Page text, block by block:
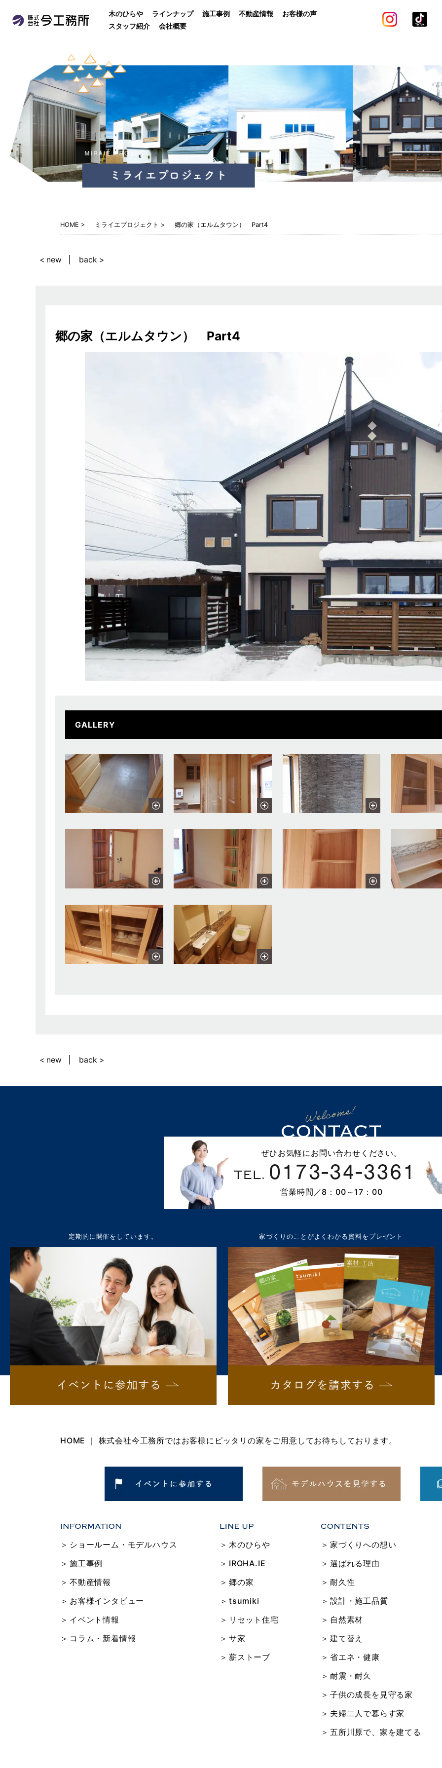
木のひらや ラインナップ 施工事例 不動産情報
お客様の声
スタッフ紹介
会社概要
HOME ミライエプロジェクト 郷の家（エルムタウン） Part4
< new back >
郷の家（エルムタウン） Part4
GALLERY
< new back >
ぜひお気軽にお問い合わせください。
営業時間／8：00～17：00
定期的に開催をしています。 家づくりのことが よくわかる資料をプレゼント
HOME ｜ 株式会社今工務所ではお客様にピッタリの家をご用意してお待ちしております。
ショールーム・モデルハウス
施工事例
不動産情報
お客様インタビュー
イベント情報
コラム・新着情報
木のひらや
IROHA.IE
郷の家
tsumiki
リセット住宅
サ家
薪ストーブ
家づくりへの想い
選ばれる理由
耐久性
設計・施工品質
自然素材
建て替え
省エネ・健康
耐震・耐久
子供の成長を見守る家
夫婦二人で暮らす家
五所川原で、家を建てる